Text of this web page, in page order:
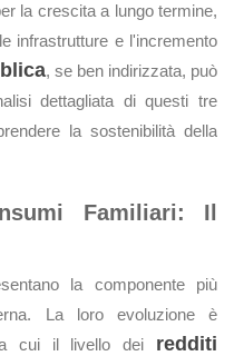
la crescita a lungo termine,
infrastrutture e l'incremento
, se ben indirizzata, può
dettagliata di questi tre
la sostenibilità della
Familiari: Il
la componente più
La loro evoluzione è
cui il livello dei redditi